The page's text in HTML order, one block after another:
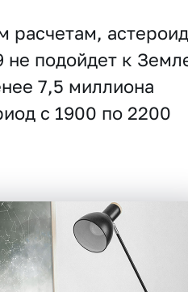
расчетам, астероид
не подойдет к
7,5 миллиона
с 1900 по 2200